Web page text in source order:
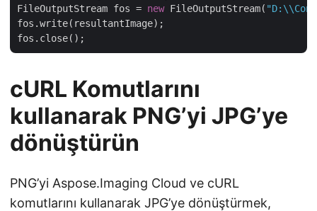
FileOutputStream fos = new FileOutputStream(
fos.write(resultantImage);
cURL Komutlarını
kullanarak PNG’yi JPG’ye
dönüştürün
PNG’yi Aspose.Imaging Cloud ve cURL
komutlarını kullanarak JPG’ye dönüştürmek,